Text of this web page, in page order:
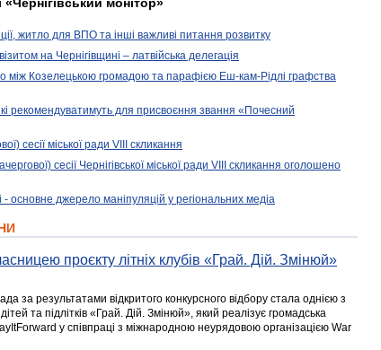
житло для ВПО та інші важливі питання розвитку
на Чернігівщині – латвійська делегація
між Козелецькою громадою та парафією Еш-кам-Рідлі графства
рекомендуватимуть для присвоєння звання «Почесний
сесії міської ради VIII скликання
сесії Чернігівської міської ради VIII скликання оголошено
- основне джерело маніпуляцій у регіональних медіа
проєкту літніх клубів «Грай. Дій. Змінюй»
за результатами відкритого конкурсного відбору стала однією з
та підлітків «Грай. Дій. Змінюй», який реалізує громадська
у співпраці з міжнародною неурядовою організацією War